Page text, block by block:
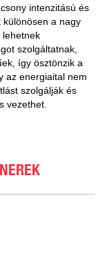
intenzitású és
különösen a nagy
lehetnek
szolgáltatnak,
így ösztönzik a
az energiaital nem
szolgálják és
vezethet.